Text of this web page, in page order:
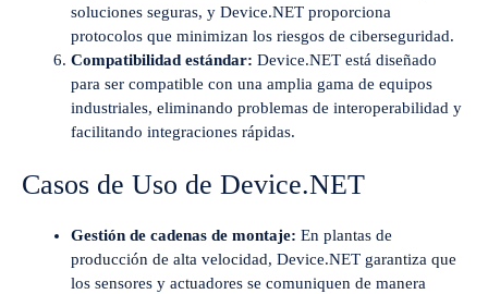
soluciones seguras, y Device.NET proporciona
protocolos que minimizan los riesgos de ciberseguridad.
Compatibilidad estándar: Device.NET está diseñado
para ser compatible con una amplia gama de equipos
industriales, eliminando problemas de interoperabilidad y
facilitando integraciones rápidas.
Casos de Uso de Device.NET
Gestión de cadenas de montaje: En plantas de
producción de alta velocidad, Device.NET garantiza que
los sensores y actuadores se comuniquen de manera